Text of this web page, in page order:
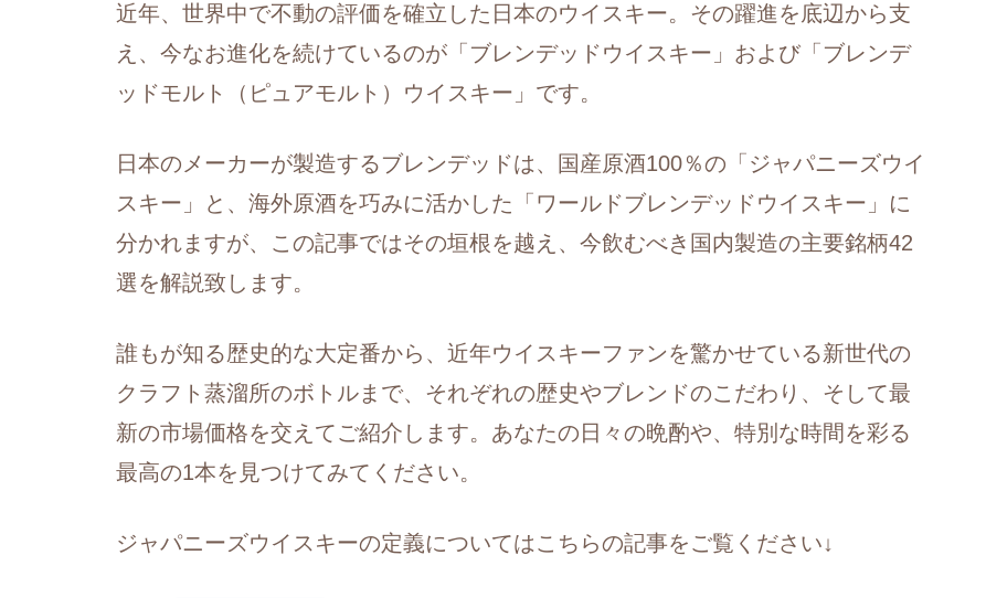
近年、世界中で不動の評価を確立した日本のウイスキー。その躍進を底辺から支
え、今なお進化を続けているのが「ブレンデッドウイスキー」および「ブレンデ
ッドモルト（ピュアモルト）ウイスキー」です。
日本のメーカーが製造するブレンデッドは、国産原酒100％の「ジャパニーズウイ
スキー」と、海外原酒を巧みに活かした「ワールドブレンデッドウイスキー」に
分かれますが、この記事ではその垣根を越え、今飲むべき国内製造の主要銘柄42
選を解説致します。
誰もが知る歴史的な大定番から、近年ウイスキーファンを驚かせている新世代の
クラフト蒸溜所のボトルまで、それぞれの歴史やブレンドのこだわり、そして最
新の市場価格を交えてご紹介します。あなたの日々の晩酌や、特別な時間を彩る
最高の1本を見つけてみてください。
ジャパニーズウイスキーの定義についてはこちらの記事をご覧ください↓